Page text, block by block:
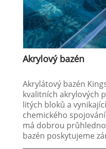
Akrylový bazén
Akrylátový bazén
kvalitních akrylových
litých bloků a
chemického
má dobrou
bazén poskytujeme